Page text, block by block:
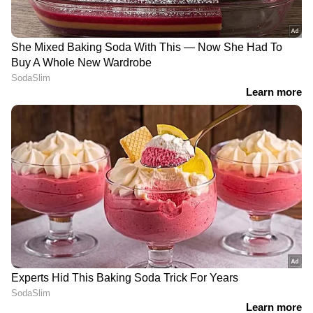
ജൂൺ 29- 1,04,880 രൂപ
LATEST VIDEOS
ഫരീദാബാദില്‍ സ്‌കൂള്‍
വരാന്തയില്‍ അധ്യാപികയെ
കുത്തിക്കൊന്നു | Faridabad | Crime
News
വിവാഹത്തിന് നിർബന്ധിച്ചു;